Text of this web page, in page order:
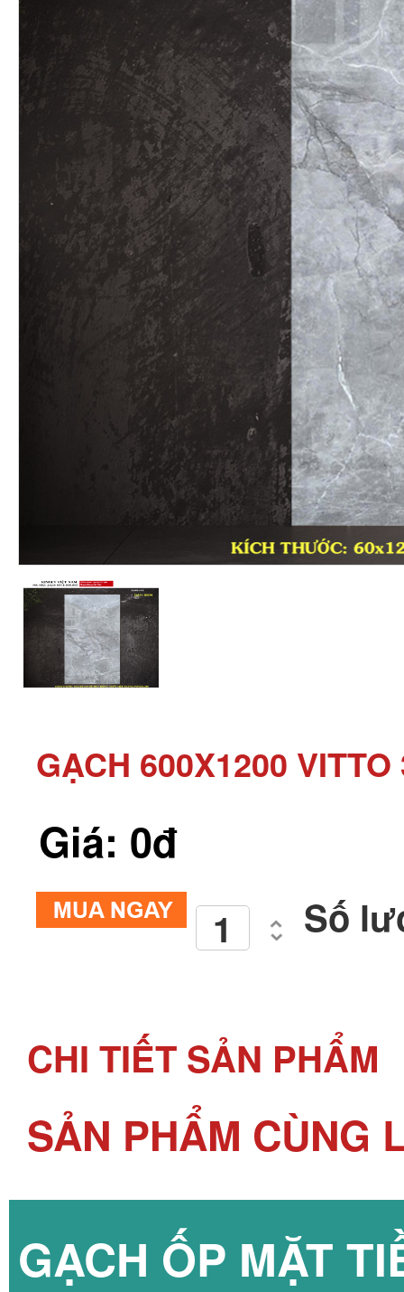
GẠCH 600X1200
Giá: 0đ
Số
CHI TIẾT SẢN PHẨM
SẢN PHẨM CÙNG
GẠCH ỐP MẶT